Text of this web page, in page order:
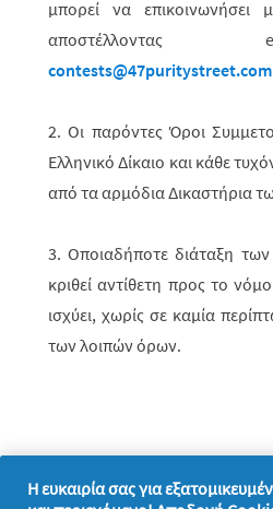
μπορεί να επικοινωνήσει
αποστέλ­λο­­ντας e
contests@47puritystreet.com
2. Οι παρόντες Όροι
Ελληνικό Δίκαιο και κάθε
από τα αρμόδια Δικαστήρια
3. Οποιαδήποτε διάταξη
κριθεί αντίθετη προς το
ισχύει, χωρίς σε καμία
των λοιπών όρων.
Η ευκαιρία σας για